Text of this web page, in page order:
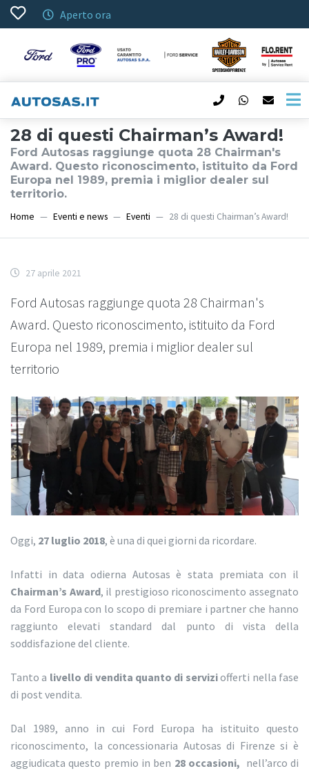
Aperto ora
28 di questi Chairman’s Award!
Ford Autosas raggiunge quota 28 Chairman's
Award. Questo riconoscimento, istituito da Ford
Europa nel 1989, premia i miglior dealer sul
territorio.
Home Eventi e news Eventi 28 di questi Chairman’s Award!
27 aprile 2021
Ford Autosas raggiunge quota 28 Chairman's
Award. Questo riconoscimento, istituito da Ford
Europa nel 1989, premia i miglior dealer sul
territorio
Oggi, 27 luglio 2018, è una di quei giorni da ricordare.
Infatti in data odierna Autosas è stata premiata con il
Chairman’s Award, il prestigioso riconoscimento assegnato
da Ford Europa con lo scopo di premiare i partner che hanno
raggiunto elevati standard dal punto di vista della
soddisfazione del cliente.
Tanto a livello di vendita quanto di serviziofferti nella fase
di post vendita.
Dal 1989, anno in cui Ford Europa ha istituito questo
riconoscimento, la concessionaria Autosas di Firenze si è
aggiudicata questo premio in ben 28 occasioni, nell’arco di